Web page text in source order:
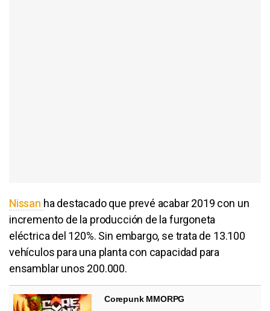
Nissan ha destacado que prevé acabar 2019 con un
incremento de la producción de la furgoneta
eléctrica del 120%. Sin embargo, se trata de 13.100
vehículos para una planta con capacidad para
ensamblar unos 200.000.
Corepunk MMORPG